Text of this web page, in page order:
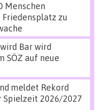
Menschen
zu
Bar wird
SÖZ auf neue
meldet Rekord
2026/2027